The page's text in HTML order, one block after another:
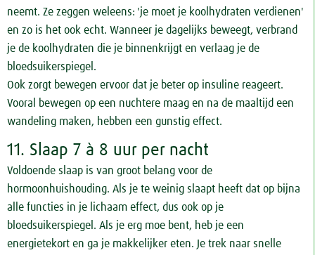
neemt. Ze zeggen weleens: 'je moet je koolhydraten verdienen'
en zo is het ook echt. Wanneer je dagelijks beweegt, verbrand
je de koolhydraten die je binnenkrijgt en verlaag je de
bloedsuikerspiegel.
Ook zorgt bewegen ervoor dat je beter op insuline reageert.
Vooral bewegen op een nuchtere maag en na de maaltijd een
wandeling maken, hebben een gunstig effect.
11. Slaap 7 à 8 uur per nacht
Voldoende slaap is van groot belang voor de
hormoonhuishouding. Als je te weinig slaapt heeft dat op bijna
alle functies in je lichaam effect, dus ook op je
bloedsuikerspiegel. Als je erg moe bent, heb je een
energietekort en ga je makkelijker eten. Je trek naar snelle